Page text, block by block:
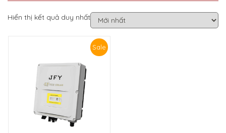
Hiển thị kết quả duy nhất
Sale